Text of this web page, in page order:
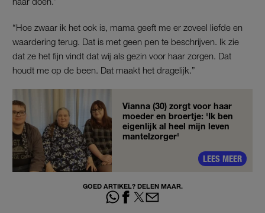
“Hoe zwaar ik het ook is, mama geeft me er zoveel liefde en
waardering terug. Dat is met geen pen te beschrijven. Ik zie
dat ze het fijn vindt dat wij als gezin voor haar zorgen. Dat
houdt me op de been. Dat maakt het dragelijk.”
Vianna (30) zorgt voor haar
moeder en broertje: 'Ik ben
eigenlijk al heel mijn leven
mantelzorger'
LEES MEER
GOED ARTIKEL? DELEN MAAR.